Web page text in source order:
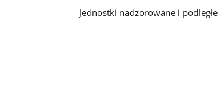
Jednostki nadzorowane i podległe